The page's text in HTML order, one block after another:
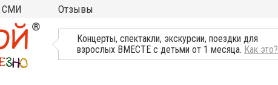
СМИ
ТВ, Пресса о нас
Отзывы
Концерты, спектакли, экскурсии, поездки для
взрослых ВМЕСТЕ с детьми от 1 месяца. Как это?